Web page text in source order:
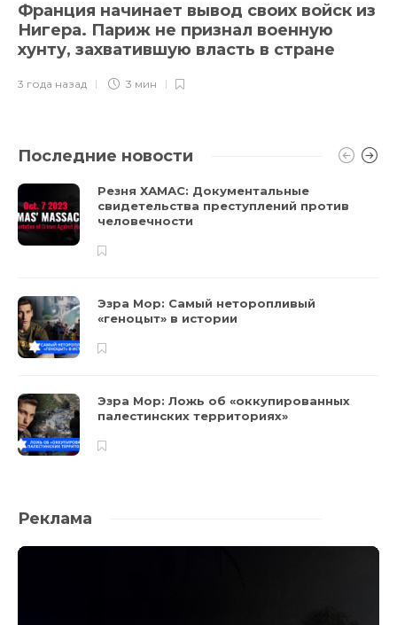
Франция начинает вывод своих войск из
Нигера. Париж не признал военную
хунту, захватившую власть в стране
3 года назад 3 мин
Последние новости
Резня ХАМАС: Документальные
свидетельства преступлений против
человечности
Эзра Мор: Самый неторопливый
«геноцыт» в истории
Эзра Мор: Ложь об «оккупированных
палестинских территориях»
Реклама